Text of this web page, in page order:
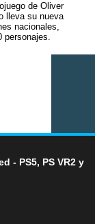
de Oliver
lleva su nueva
nacionales,
- PS5, PS VR2 y